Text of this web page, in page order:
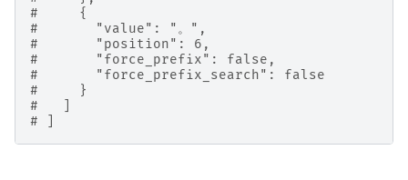
#     {
#       "value": "。",
#       "position": 6,
#       "force_prefix": false,
#       "force_prefix_search": false
#     }
#   ]
# ]